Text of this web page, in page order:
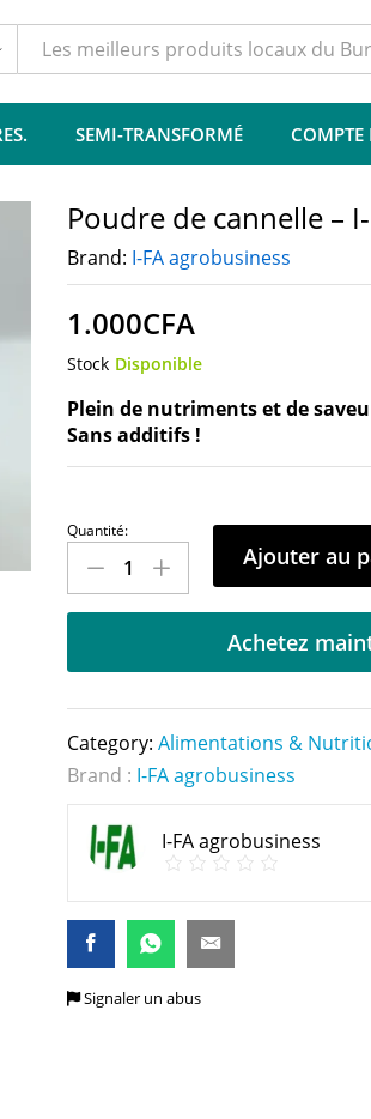
SEMI-TRANSFORMÉ COMPTE
Poudre de cannelle –
Brand: I-FA agrobusiness
1.000CFA
Stock Disponible
Plein de nutriments et de
Sans additifs !
Quantité:
Ajouter au
Achetez
Category:Alimentations &
Brand : I-FA agrobusiness
I-FA agrobusiness
Signaler un abus
de produits
Politique de garantie